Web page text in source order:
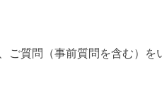
ご質問（事前質問を含む）を